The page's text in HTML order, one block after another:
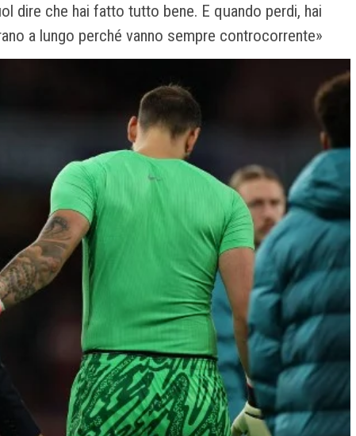
dire che hai fatto tutto bene. E quando perdi, hai
a lungo perché vanno sempre controcorrente»